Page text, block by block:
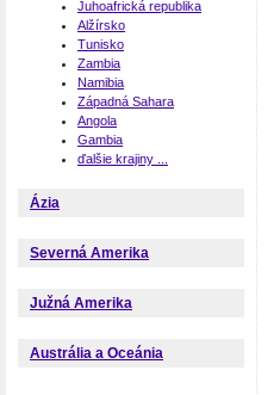
Juhoafrická republika
Alžírsko
Tunisko
Zambia
Namibia
Západná Sahara
Angola
Gambia
ďalšie krajiny ...
Ázia
Severná Amerika
Južná Amerika
Austrália a Oceánia